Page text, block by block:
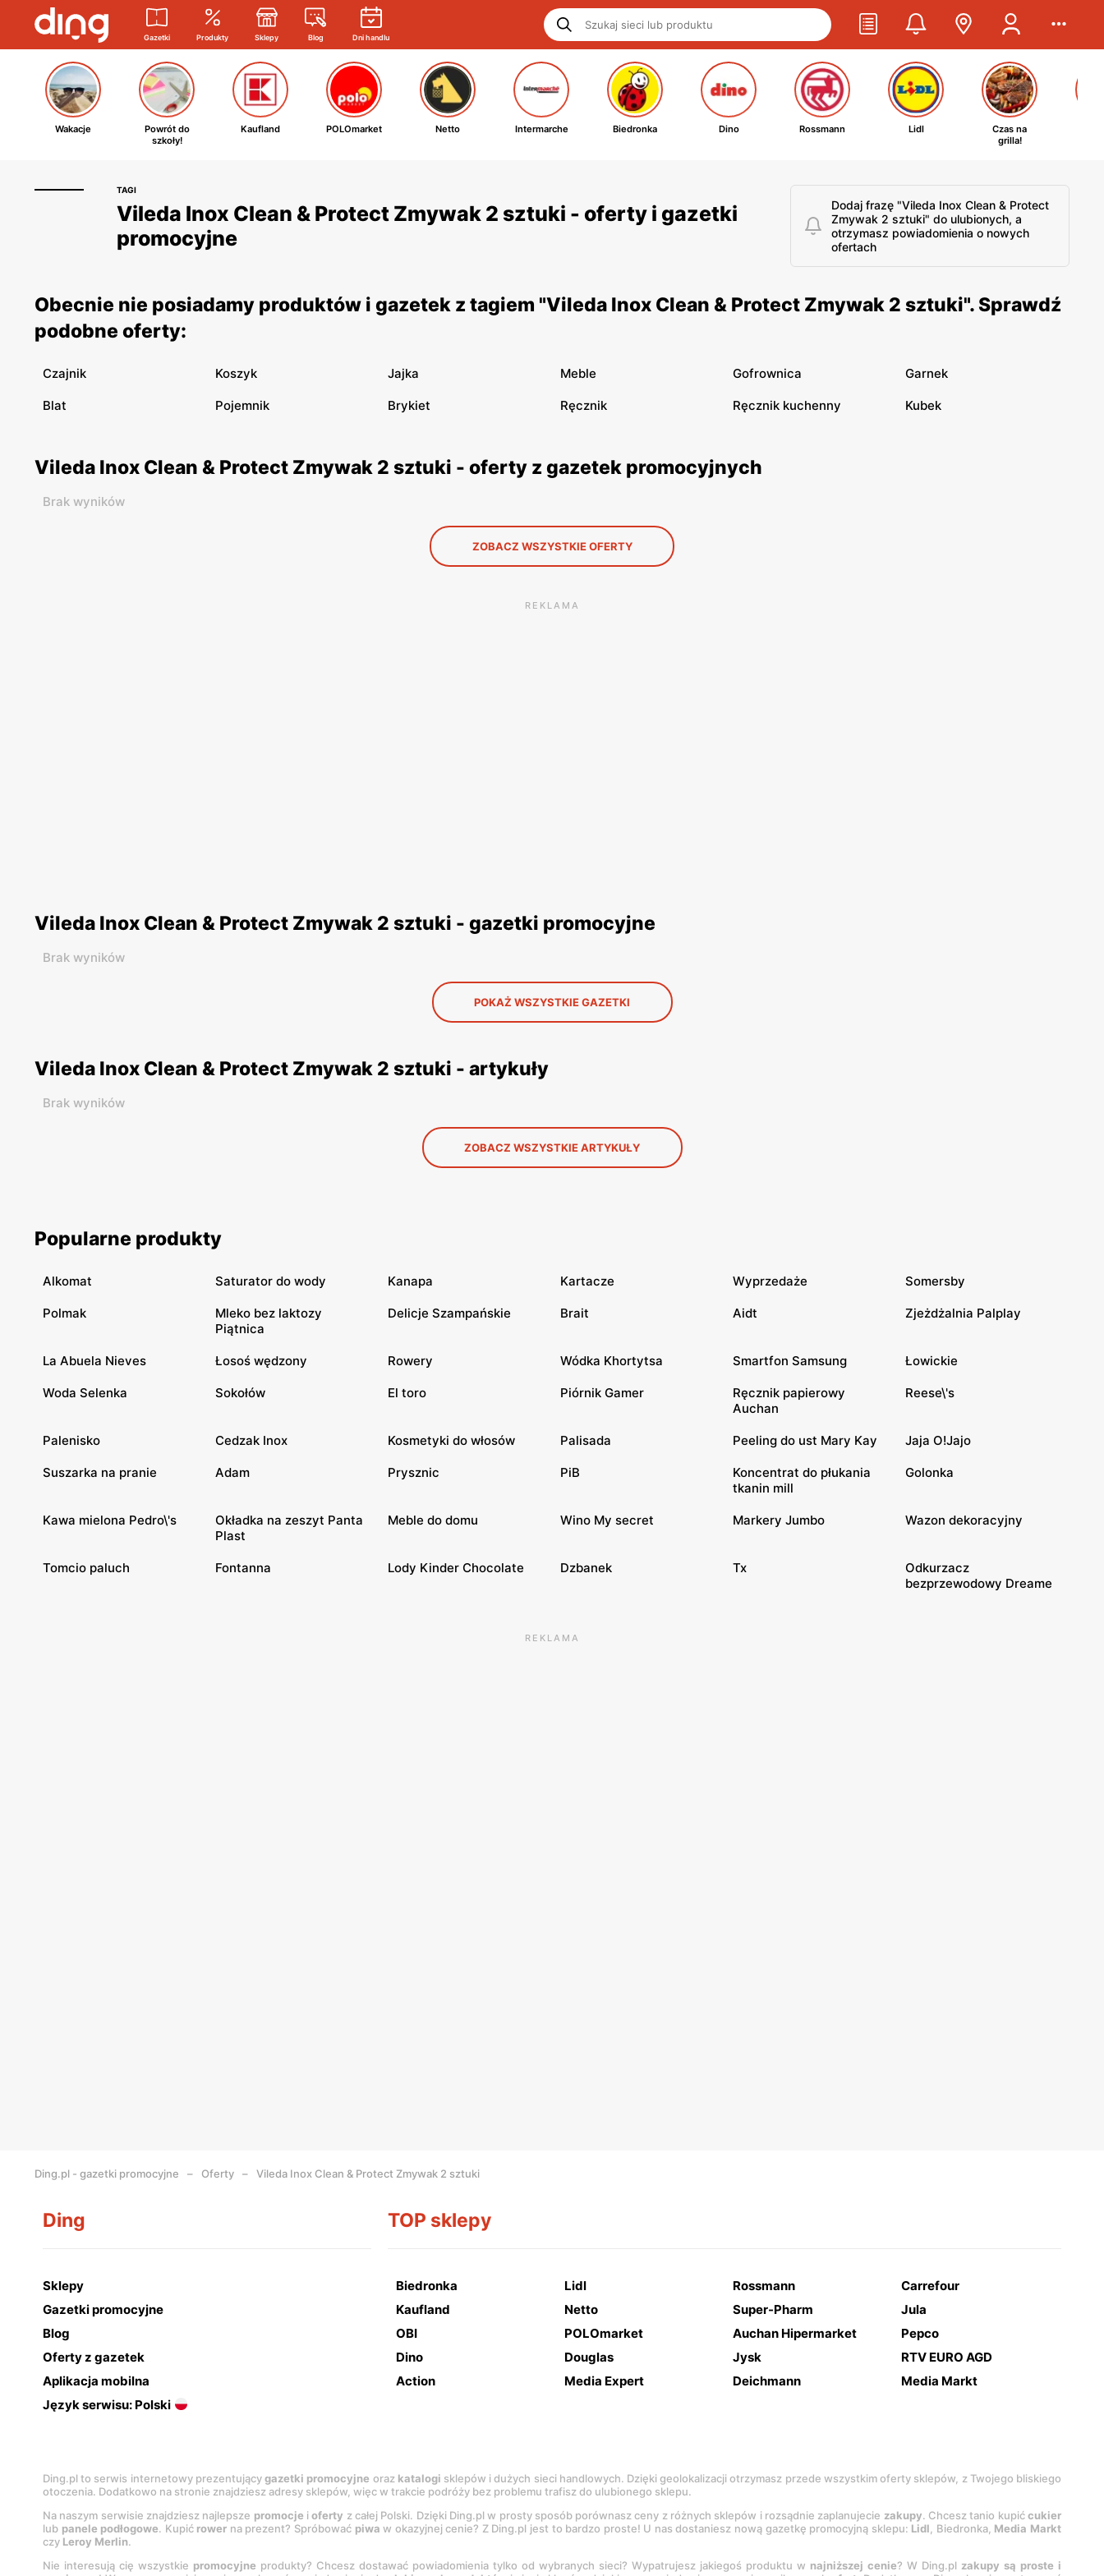
Gazetki Produkty Sklepy Blog Dni handlu
Wakacje
Powrót do
szkoły!
Kaufland POLOmarket Netto Intermarche Biedronka Dino Rossmann Lidl
Czas na
grilla!
TAGI
Vileda Inox Clean & Protect Zmywak 2 sztuki - oferty i gazetki
promocyjne
Dodaj frazę "Vileda Inox Clean & Protect
Zmywak 2 sztuki" do ulubionych, a
otrzymasz powiadomienia o nowych
ofertach
Obecnie nie posiadamy produktów i gazetek z tagiem "Vileda Inox Clean & Protect Zmywak 2 sztuki". Sprawdź
podobne oferty:
Czajnik Koszyk Jajka Meble Gofrownica Garnek
Blat Pojemnik Brykiet Ręcznik Ręcznik kuchenny Kubek
Vileda Inox Clean & Protect Zmywak 2 sztuki - oferty z gazetek promocyjnych
Brak wyników
ZOBACZ WSZYSTKIE OFERTY
REKLAMA
Vileda Inox Clean & Protect Zmywak 2 sztuki - gazetki promocyjne
Brak wyników
POKAŻ WSZYSTKIE GAZETKI
Vileda Inox Clean & Protect Zmywak 2 sztuki - artykuły
Brak wyników
ZOBACZ WSZYSTKIE ARTYKUŁY
Popularne produkty
Alkomat Saturator do wody Kanapa Kartacze Wyprzedaże Somersby
Polmak
Mleko bez laktozy
Piątnica
Delicje Szampańskie Brait Aidt Zjeżdżalnia Palplay
La Abuela Nieves Łosoś wędzony Rowery Wódka Khortytsa Smartfon Samsung Łowickie
Woda Selenka Sokołów El toro Piórnik Gamer
Ręcznik papierowy
Auchan
Reese\'s
Palenisko Cedzak Inox Kosmetyki do włosów Palisada Peeling do ust Mary Kay Jaja O!Jajo
Suszarka na pranie Adam Prysznic PiB
Koncentrat do płukania
tkanin mill
Golonka
Kawa mielona Pedro\'s
Okładka na zeszyt Panta
Plast
Meble do domu Wino My secret Markery Jumbo Wazon dekoracyjny
Tomcio paluch Fontanna Lody Kinder Chocolate Dzbanek Tx
Odkurzacz
bezprzewodowy Dreame
REKLAMA
Ding.pl - gazetki promocyjne Oferty Vileda Inox Clean & Protect Zmywak 2 sztuki
Ding
Sklepy
Gazetki promocyjne
Blog
Oferty z gazetek
Aplikacja mobilna
Język serwisu: Polski
TOP sklepy
Biedronka Lidl Rossmann
Carrefour
Kaufland
Netto Super-Pharm
Jula
OBI
POLOmarket Auchan Hipermarket
Pepco
Dino
Douglas Jysk
RTV EURO AGD
Action
Media Expert Deichmann Media Markt
Ding.pl to serwis internetowy prezentującygazetki promocyjne oraz katalogi sklepów i dużych sieci handlowych. Dzięki geolokalizacji otrzymasz przede wszystkim oferty sklepów, z Twojego bliskiego
otoczenia. Dodatkowo na stronie znajdziesz adresy sklepów, więc w trakcie podróży bez problemu trafisz do ulubionego sklepu.
Na naszym serwisie znajdziesz najlepsze promocje ioferty z całej Polski. Dzięki Ding.pl w prosty sposób porównasz ceny z różnych sklepów i rozsądnie zaplanujecie zakupy. Chcesz tanio kupićcukier
lub panele podłogowe. Kupić rower na prezent? Spróbować piwa w okazyjnej cenie? Z Ding.pl jest to bardzo proste! U nas dostaniesz nową gazetkę promocyjną sklepu: Lidl, Biedronka, Media Markt
czy Leroy Merlin.
Nie interesują cię wszystkie promocyjne produkty? Chcesz dostawać powiadomienia tylko od wybranych sieci? Wypatrujesz jakiegoś produktu w najniższej cenie? W Ding.pl zakupy są proste i